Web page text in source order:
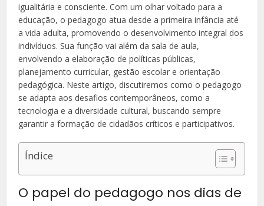
igualitária e consciente. Com um olhar voltado para a
educação, o pedagogo atua desde a primeira infância até
a vida adulta, promovendo o desenvolvimento integral dos
indivíduos. Sua função vai além da sala de aula,
envolvendo a elaboração de políticas públicas,
planejamento curricular, gestão escolar e orientação
pedagógica. Neste artigo, discutiremos como o pedagogo
se adapta aos desafios contemporâneos, como a
tecnologia e a diversidade cultural, buscando sempre
garantir a formação de cidadãos críticos e participativos.
Índice
O papel do pedagogo nos dias de